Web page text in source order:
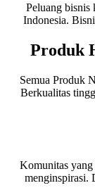
Peluang bisnis
Indonesia.
Produk
Semua Produk
Berkualitas
Komunitas
menginspirasi.